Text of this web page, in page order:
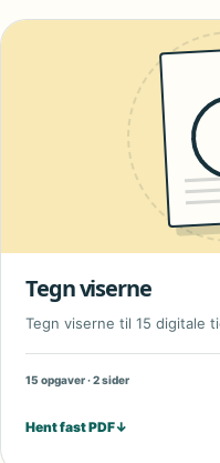
Tegn viserne
Tegn viserne til 15 digitale
15 opgaver · 2 sider
Hent fast PDF↓